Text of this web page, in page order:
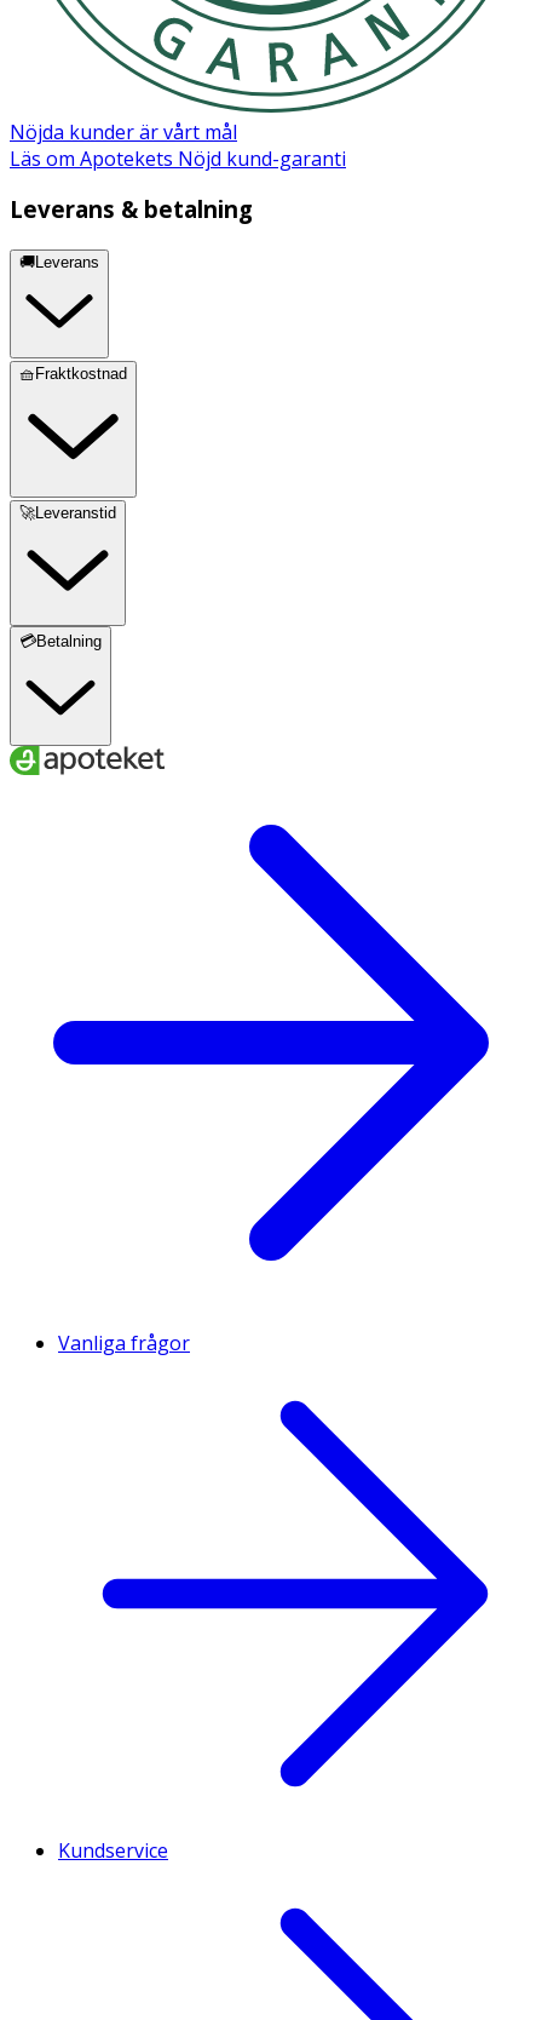
Nöjda kunder är vårt mål
Läs om Apotekets Nöjd kund-garanti
Leverans & betalning
🚚Leverans
🧺Fraktkostnad
🚀Leveranstid
💳Betalning
Vanliga frågor
Kundservice